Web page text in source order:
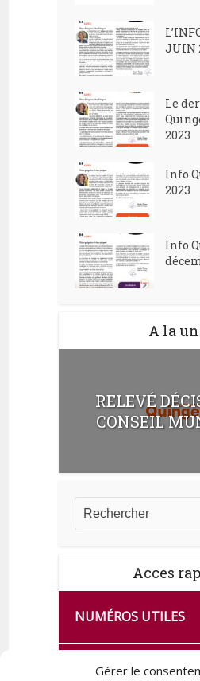
Gérer le
JUIN
Le
2023
Info
2023
Info
A la
RELEVÉ
CONSEIL
Acces
NUMÉROS UTILES
CA SE PASSE À